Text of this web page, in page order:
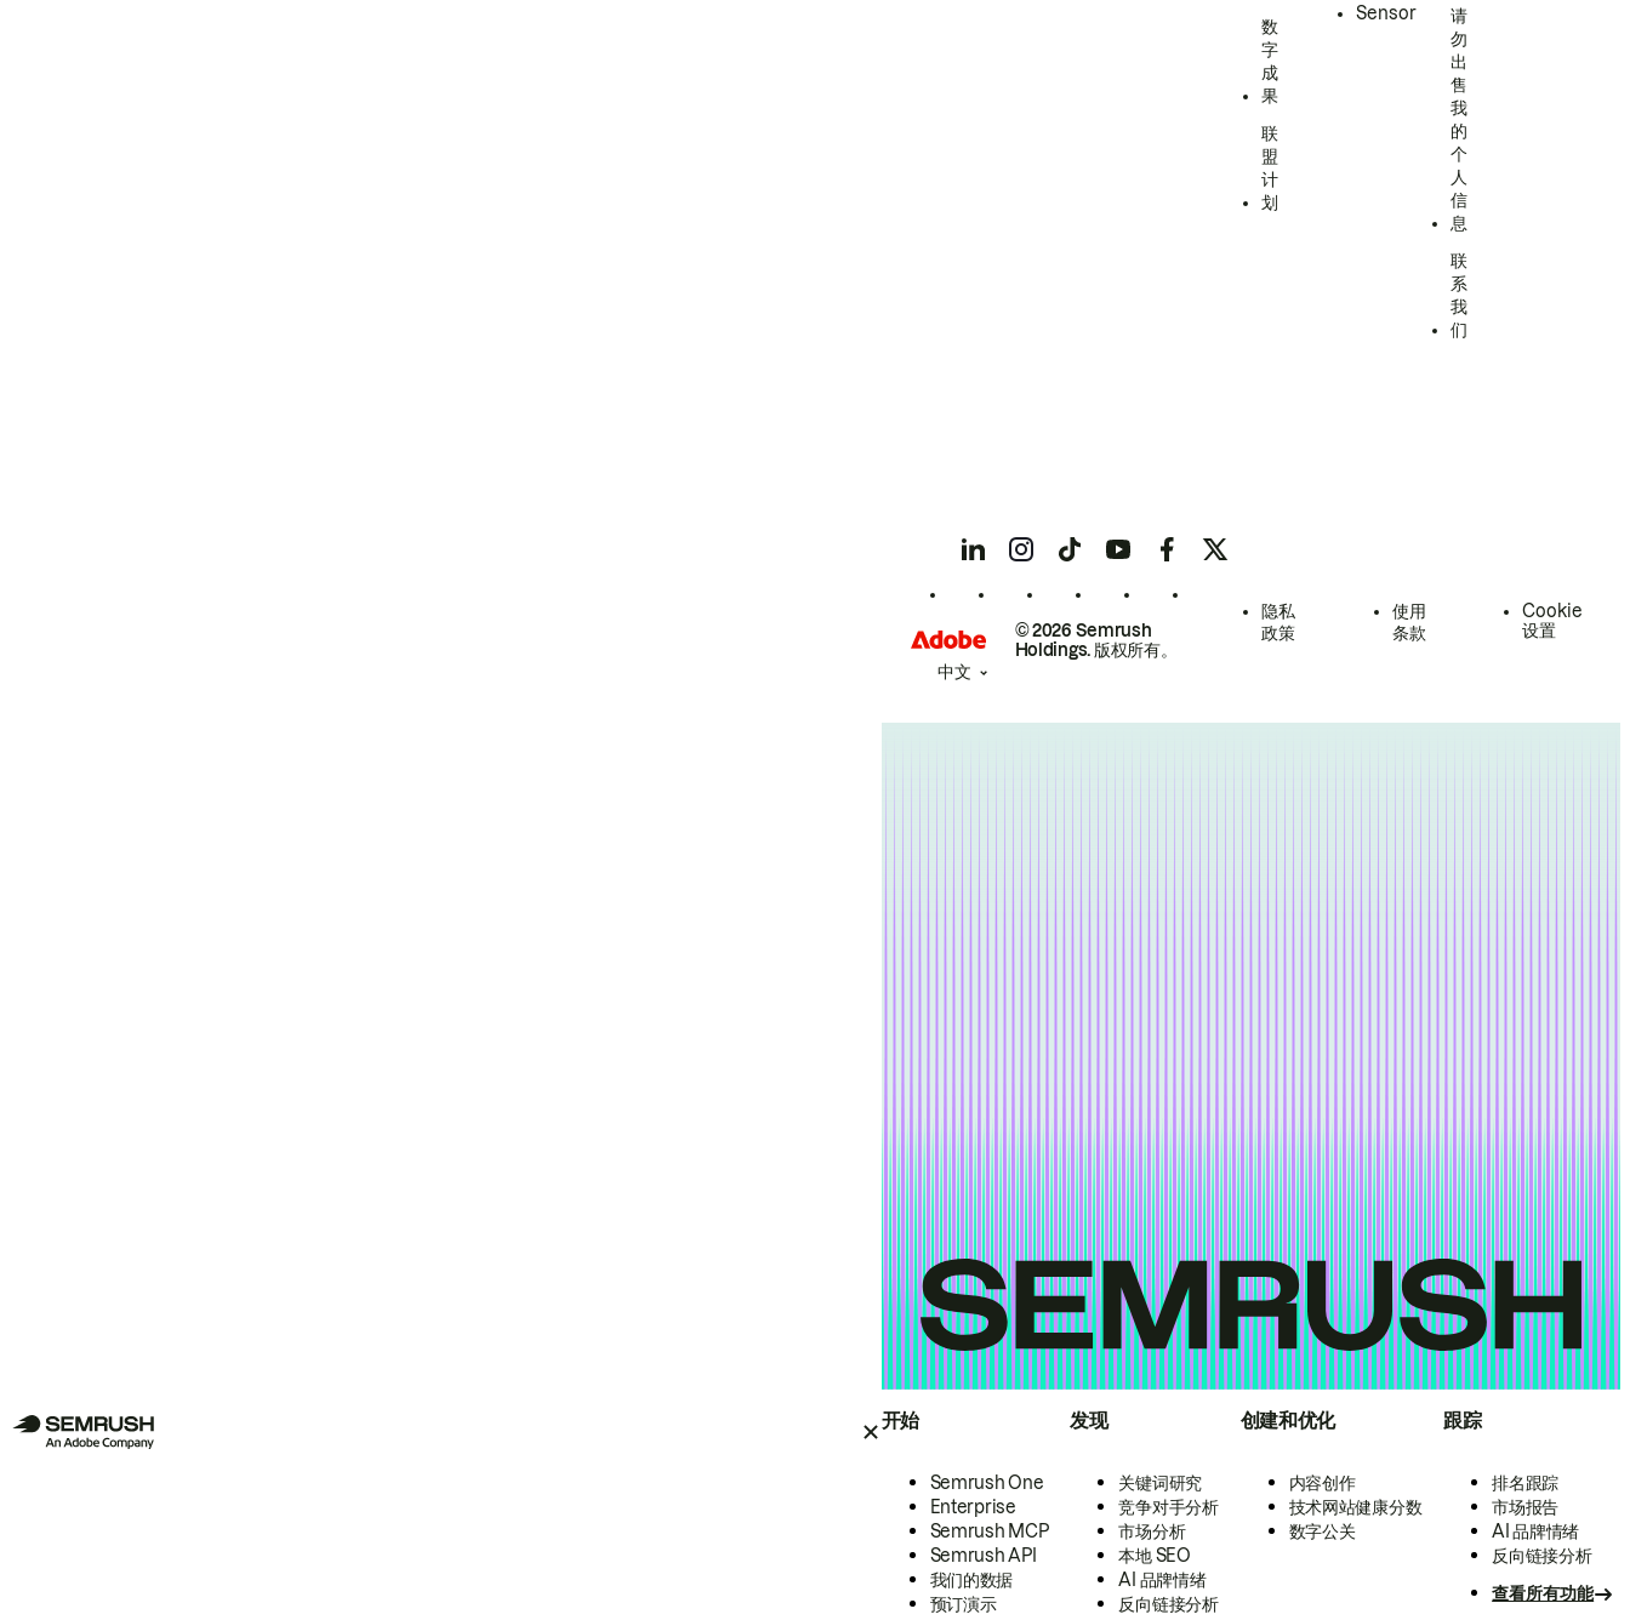
开始
Semrush One
Enterprise
Semrush MCP
Semrush API
我们的数据
预订演示
发现
关键词研究
竞争对手分析
市场分析
本地 SEO
AI 品牌情绪
反向链接分析
创建和优化
内容创作
技术网站健康分数
数字公关
跟踪
排名跟踪
市场报告
AI 品牌情绪
反向链接分析
查看所有功能
数
字
成
果
联
盟
计
划
Sensor
请
勿
出
售
我
的
个
人
信
息
联
系
我
们
© 2026 Semrush
Holdings. 版权所有。
隐私
政策
使用
条款
Cookie
设置
中文